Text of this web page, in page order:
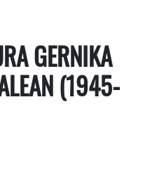
GERNIKA
(1945-